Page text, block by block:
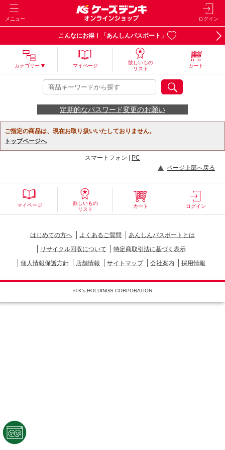
メニュー ログイン
こんなにお得！「あんしんパスポート」
カテゴリー マイページ
欲しいもの
リスト
カート
定期的なパスワード変更のお願い
ご指定の商品は、現在お取り扱いいたしておりません。
トップページへ
スマートフォン |
PC
ページ上部へ戻る
マイページ
欲しいもの
リスト
カート ログイン
はじめての方へ よくあるご質問
あんしんパスポートとは
リサイクル回収について
特定商取引法に基づく表示
個人情報保護方針
店舗情報 サイトマップ 会社案内 採用情報
© K's HOLDINGS CORPORATION